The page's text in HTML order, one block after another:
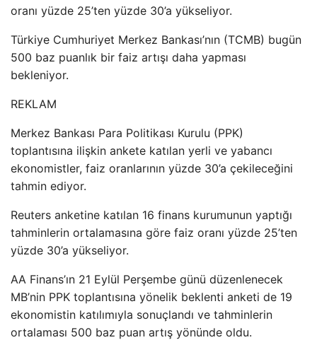
oranı yüzde 25’ten yüzde 30’a yükseliyor.
Türkiye Cumhuriyet Merkez Bankası’nın (TCMB) bugün
500 baz puanlık bir faiz artışı daha yapması
bekleniyor.
REKLAM
Merkez Bankası Para Politikası Kurulu (PPK)
toplantısına ilişkin ankete katılan yerli ve yabancı
ekonomistler, faiz oranlarının yüzde 30’a çekileceğini
tahmin ediyor.
Reuters anketine katılan 16 finans kurumunun yaptığı
tahminlerin ortalamasına göre faiz oranı yüzde 25’ten
yüzde 30’a yükseliyor.
AA Finans’ın 21 Eylül Perşembe günü düzenlenecek
MB’nin PPK toplantısına yönelik beklenti anketi de 19
ekonomistin katılımıyla sonuçlandı ve tahminlerin
ortalaması 500 baz puan artış yönünde oldu.